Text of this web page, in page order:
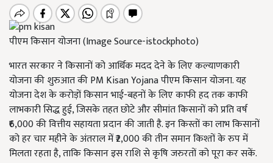
पीएम किसान योजना (Image Source-istockphoto)
भारत सरकार ने किसानों को आर्थिक मदद देने के लिए कल्याणकारी
योजना की शुरुआत की PM Kisan Yojana पीएम किसान योजना. यह
योजना देश के करोड़ों किसान भाई-बहनों के लिए काफी हद तक काफी
लाभकारी सिद्ध हुई, जिसके तहत छोटे और सीमांत किसानों को प्रति वर्ष
₹6,000 की वित्तीय सहायता प्रदान की जाती है. इन किस्तों का लाभ किसानों
को हर चार महीने के अंतराल में ₹2,000 की तीन समान किश्तों के रुप में
मिलता रहता है, ताकि किसान इस राशि से कृषि जरुरतों को पूरा कर सकें.